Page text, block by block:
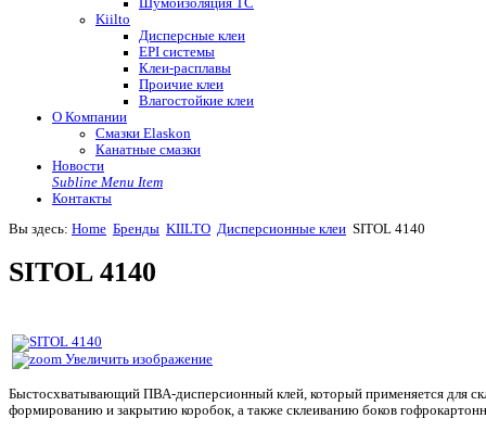
Шумоизоляция ТС
Kiilto
Дисперсные клеи
EPI системы
Клеи-расплавы
Проичие клеи
Влагостойкие клеи
О Компании
Смазки Elaskon
Канатные смазки
Новости
Subline Menu Item
Контакты
Вы здесь: Home Бренды KIILTO Дисперсионные клеи SITOL 4140
SITOL 4140
Увеличить изображение
Быстосхватывающий ПВА-дисперсионный клей, который применяется для
формированию и закрытию коробок, а также склеиванию боков